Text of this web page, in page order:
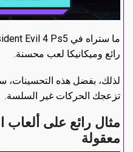
رائع وميكانيكا لعب محسنة.
لذلك، بفضل هذه التحسينات،
تزعجك الحركات غير السلسة.
مثال رائع على ألعاب
معقولة